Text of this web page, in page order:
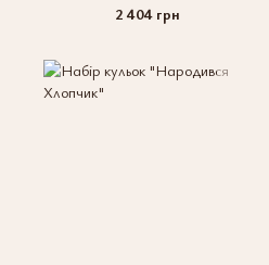
2 404 грн